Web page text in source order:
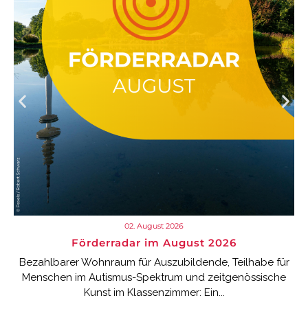
02. August 2026
Förderradar im August 2026
Bezahlbarer Wohnraum für Auszubildende, Teilhabe für
Menschen im Autismus-Spektrum und zeitgenössische
Kunst im Klassenzimmer: Ein...